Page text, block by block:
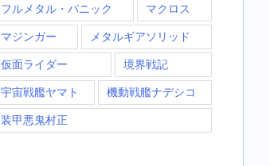
フルメタル・パニック マクロス
マジンガー メタルギアソリッド
仮面ライダー 境界戦記
宇宙戦艦ヤマト 機動戦艦ナデシコ
装甲悪鬼村正